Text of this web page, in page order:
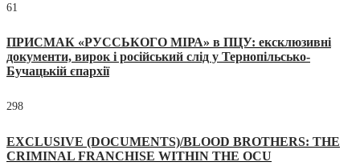
61
ПРИСМАК «РУССЬКОГО МІРА» в ПЦУ: ексклюзивні
документи, вирок і російський слід у Тернопільсько-
Бучацькій єпархії
298
EXCLUSIVE (DOCUMENTS)/BLOOD BROTHERS: THE
CRIMINAL FRANCHISE WITHIN THE OCU